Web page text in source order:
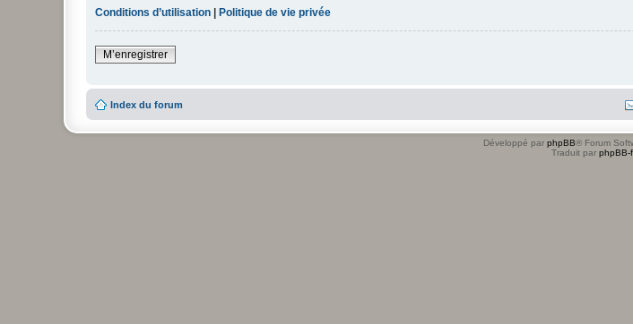
Conditions d’utilisation | Politique de vie privée
M’enregistrer
Index du forum
Développé par phpBB® Forum
Traduit par phpBB-